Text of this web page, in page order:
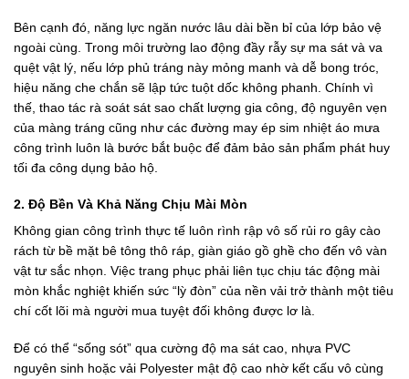
Bên cạnh đó, năng lực ngăn nước lâu dài bền bỉ của lớp bảo vệ
ngoài cùng. Trong môi trường lao động đầy rẫy sự ma sát và va
quệt vật lý, nếu lớp phủ tráng này mỏng manh và dễ bong tróc,
hiệu năng che chắn sẽ lập tức tuột dốc không phanh. Chính vì
thế, thao tác rà soát sát sao chất lượng gia công, độ nguyên vẹn
của màng tráng cũng như các đường may ép sim nhiệt áo mưa
công trình luôn là bước bắt buộc để đảm bảo sản phẩm phát huy
tối đa công dụng bảo hộ.
2. Độ Bền Và Khả Năng Chịu Mài Mòn
Không gian công trình thực tế luôn rình rập vô số rủi ro gây cào
rách từ bề mặt bê tông thô ráp, giàn giáo gồ ghề cho đến vô vàn
vật tư sắc nhọn. Việc trang phục phải liên tục chịu tác động mài
mòn khắc nghiệt khiến sức “lỳ đòn” của nền vải trở thành một tiêu
chí cốt lõi mà người mua tuyệt đối không được lơ là.
Để có thể “sống sót” qua cường độ ma sát cao, nhựa PVC
nguyên sinh hoặc vải Polyester mật độ cao nhờ kết cấu vô cùng